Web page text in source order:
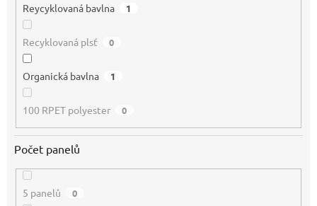
Reycyklovaná bavlna 1
Recyklovaná plsť 0
Organická bavlna 1
100 RPET polyester 0
Počet panelů
5 panelů 0